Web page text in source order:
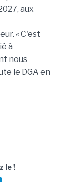
aux
« C'est
à
nous
le DGA en
le !